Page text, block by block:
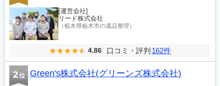
[運営会社]
リード株式会社
（栃木県栃木市の遺品整理）
4.86 口コミ・評判 162件
2位 Green's株式会社(グリーンズ株式会社)